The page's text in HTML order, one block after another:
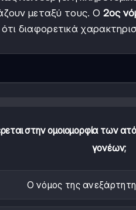
μεταξύ τους. Ο 2ος
ότι διαφορετικά
στην ομοιομορφία των
γονέων;
Ο νόμος της